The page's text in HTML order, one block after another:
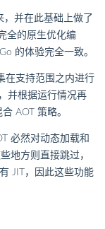
，并在此基础上做了
全的原生优化编
的体验完全一致。
在支持范围之内进行
并根据运行情况再
AOT 策略。
必然对动态加载和
地方则直接跳过，
JIT，因此这些功能